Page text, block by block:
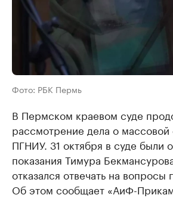
Фото: РБК Пермь
В Пермском краевом суде
рассмотрение дела о массовой
ПГНИУ. 31 октября в суде были
показания Тимура
отказался отвечать на вопросы
Об этом сообщает «АиФ-